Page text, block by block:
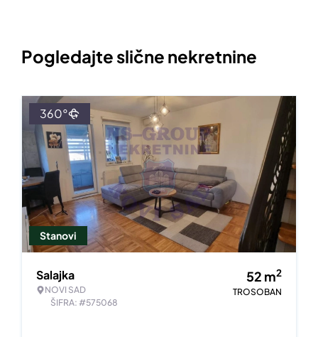
Pogledajte slične nekretnine
Stanovi
360°
Salajka
NOVI SAD
ŠIFRA: #575068
52 m2
TROSOBAN